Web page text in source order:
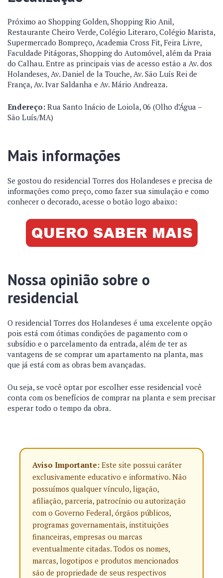
Próximo ao Shopping Golden, Shopping Rio Anil,
Restaurante Cheiro Verde, Colégio Literaro, Colégio Marista,
Supermercado Bompreço, Academia Cross Fit, Feira Livre,
Faculdade Pitágoras, Shopping do Automóvel, além da Praia
do Calhau. Entre as principais vias de acesso estão a Av. dos
Holandeses, Av. Daniel de la Touche, Av. São Luís Rei de
França, Av. Ivar Saldanha e Av. Mário Andreaza.
Endereço: Rua Santo Inácio de Loiola, 06 (Olho d’Água –
São Luís/MA)
Mais informações
Se gostou do residencial Torres dos Holandeses e precisa de
informações como preço, como fazer sua simulação e como
conhecer o decorado, acesse o botão logo abaixo:
Nossa opinião sobre o
residencial
O residencial Torres dos Holandeses é uma excelente opção
pois está com ótimas condições de pagamento com o
subsídio e o parcelamento da entrada, além de ter as
vantagens de se comprar um apartamento na planta, mas
que já está com as obras bem avançadas.
Ou seja, se você optar por escolher esse residencial você
conta com os benefícios de comprar na planta e sem precisar
esperar todo o tempo da obra.
Aviso Importante: Este site possui caráter
exclusivamente educativo e informativo. Não
possuímos qualquer vínculo, ligação,
afiliação, parceria, patrocínio ou autorização
com o Governo Federal, órgãos públicos,
programas governamentais, instituições
financeiras, empresas ou marcas
eventualmente citadas. Todos os nomes,
marcas, logotipos e produtos mencionados
são de propriedade de seus respectivos